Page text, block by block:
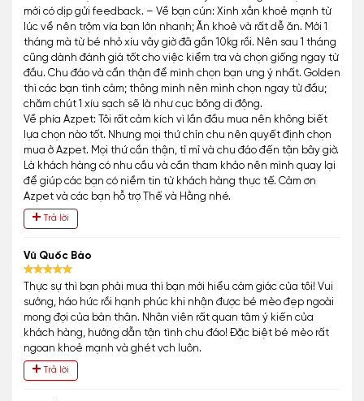
mới có dịp gửi feedback. – Về bạn cún: Xinh xắn khoẻ mạnh từ
lúc về nên trộm vía bạn lớn nhanh; Ăn khoẻ và rất dễ ăn. Mới 1
tháng mà từ bé nhỏ xíu vây giờ đã gần 10kg rồi. Nên sau 1 tháng
cũng dành đánh giá tốt cho việc kiểm tra và chọn giống ngay từ
đầu. Chu đáo và cẩn thận để mình chọn bạn ưng ý nhất. Golden
thì các bạn tình cảm; thông minh nên mình chọn ngay từ đầu;
chăm chút 1 xíu sạch sẽ là như cục bông di động.
Về phía Azpet: Tôi rất cảm kích vì lần đầu mua nên không biết
lựa chọn nào tốt. Nhưng mọi thứ chỉn chu nên quyết định chọn
mua ở Azpet. Mọi thứ cần thận, tỉ mỉ và chu đáo đến tận bây giờ.
Là khách hàng có nhu cầu và cần tham khảo nên mình quay lại
để giúp các bạn có niềm tin từ khách hàng thực tế. Cảm ơn
Azpet và các bạn hỗ trợ Thế và Hằng nhé.
Trả lời
Vũ Quốc Bảo
Thực sự thì bạn phải mua thì bạn mới hiểu cảm giác của tôi! Vui
sướng, háo hức rồi hạnh phúc khi nhận được bé mèo đẹp ngoài
mong đợi của bản thân. Nhân viên rất quan tâm ý kiến của
khách hàng, hướng dẫn tận tình chu đáo! Đặc biệt bé mèo rất
ngoan khoẻ mạnh và ghét vch luôn.
Trả lời